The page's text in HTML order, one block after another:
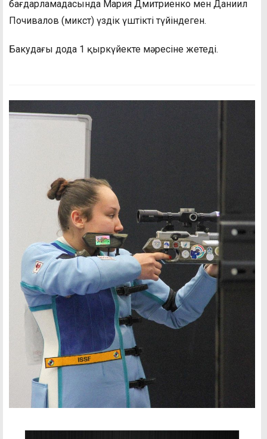
бағдарламадасында Мария Дмитриенко мен Даниил
Почивалов (микст) үздік үштікті түйіндеген.
Бакудағы дода 1 қыркүйекте мәресіне жетеді.